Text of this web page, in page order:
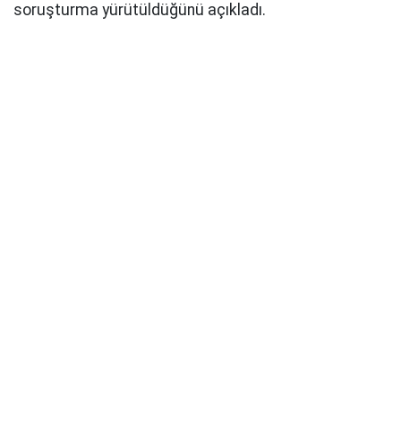
soruşturma yürütüldüğünü açıkladı.